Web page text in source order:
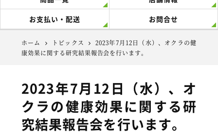
お支払い・配送 お問合せ
ホーム トピックス
2023年7月12日（水）、オクラの健
康効果に関する研究結果報告会を行います。
2023年7月12日（水）、オ
クラの健康効果に関する研
究結果報告会を行います。